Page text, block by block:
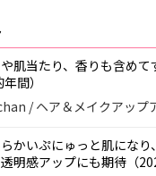
肌当たり、香りも含め
間）
/ ヘア＆メイクアップ
かいぷにゅっと肌にな
明感アップにも期待（